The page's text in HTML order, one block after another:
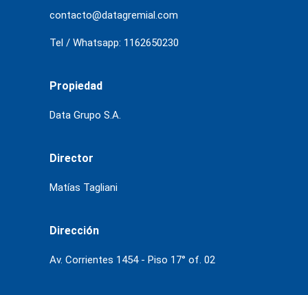
contacto@datagremial.com
Tel / Whatsapp: 1162650230
Propiedad
Data Grupo S.A.
Director
Matías Tagliani
Dirección
Av. Corrientes 1454 - Piso 17° of. 02